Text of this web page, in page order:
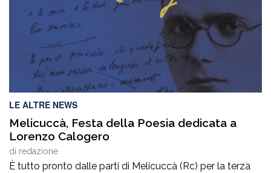
LE ALTRE NEWS
Melicuccà, Festa della Poesia dedicata a
Lorenzo Calogero
di redazione
È tutto pronto dalle parti di Melicuccà (Rc) per la terza